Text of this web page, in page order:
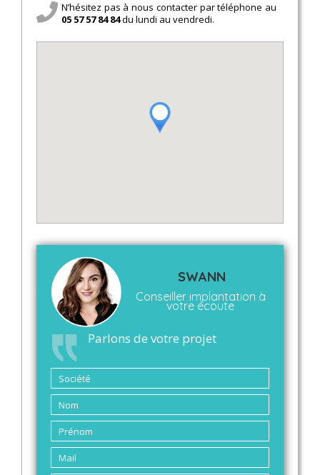
N’hésitez pas à nous contacter par téléphone au
05 57 57 84 84du lundi au vendredi.
SWANN
Conseiller implantation à
votre écoute
Parlons de votre projet